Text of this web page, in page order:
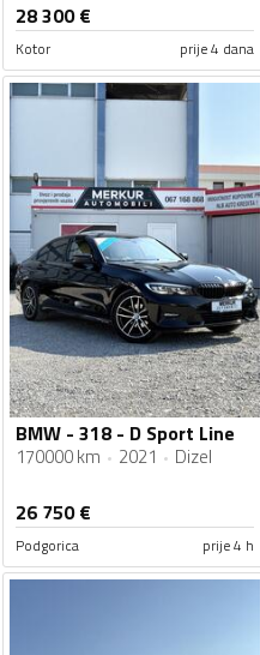
28 300€
Kotor prije 4 dana
BMW - 318 - D Sport Line
170000 km 2021 Dizel
26 750€
Podgorica prije 4 h